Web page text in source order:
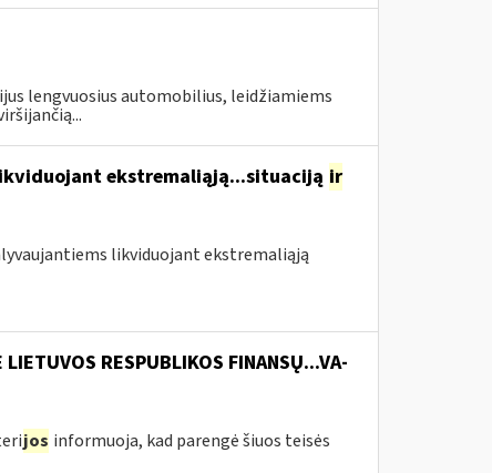
lengvuosius automobilius, leidžiamiems
ekstremaliąją...situaciją ir
likviduojant ekstremaliąją
LIETUVOS RESPUBLIKOS FINANSŲ...VA-
jos informuoja, kad parengė šiuos teisės